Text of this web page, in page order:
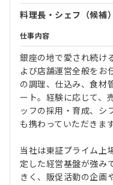
料理長・シェフ（候補）
仕事内容
銀座の地で愛され続け
よび店舗運営全般をお
の調理、仕込み、食材
ート。経験に応じて、
ッフの採用・育成、シ
も携わっていただきます
当社は東証プライム上
定した経営基盤が強み
きく、販促活動の企画